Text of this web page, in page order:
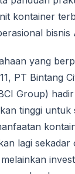
kontainer
bisnis
yang
PT Bintang
Group)
tinggi untuk
lagi sekadar